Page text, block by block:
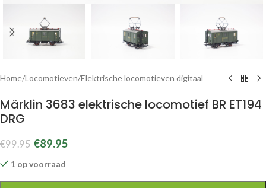
Home/Locomotieven/Elektrische locomotieven digitaal
Märklin 3683 elektrische locomotief BR ET194
DRG
€99.95 €89.95
1 op voorraad